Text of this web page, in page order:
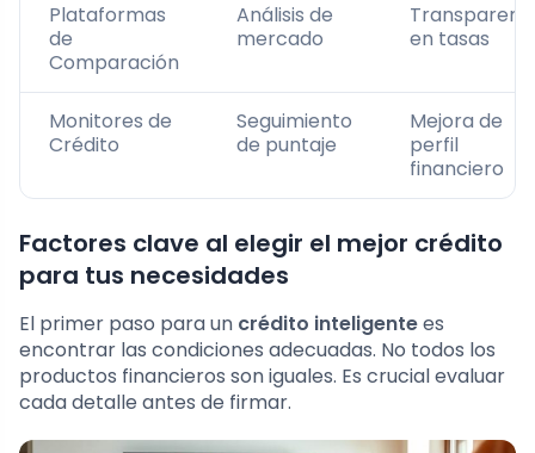
Plataformas
de
Comparación
Análisis de
mercado
en tasas
Monitores de
Crédito
Seguimiento
de puntaje
Mejora de
perfil
financiero
Factores clave al elegir el mejor crédito
para tus necesidades
El primer paso para un crédito inteligentees
encontrar las condiciones adecuadas. No todos los
productos financieros son iguales. Es crucial evaluar
cada detalle antes de firmar.